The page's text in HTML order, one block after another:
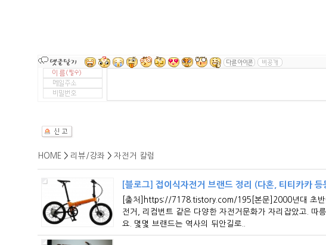
HOME > 리뷰/강좌 > 자전거 칼럼
[블로그] 접이식자전거 브랜드 정리 (다혼, 티티카카 등
[출처]https://7178.tistory.com/195[본문]2000년대 초반
전거, 리컴번트 같은 다양한 자전거문화가 자리잡았고. 따
요. 몇몇 브랜드는 역사의 뒤안길로..